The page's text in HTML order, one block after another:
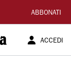
ABBONATI
ACCEDI